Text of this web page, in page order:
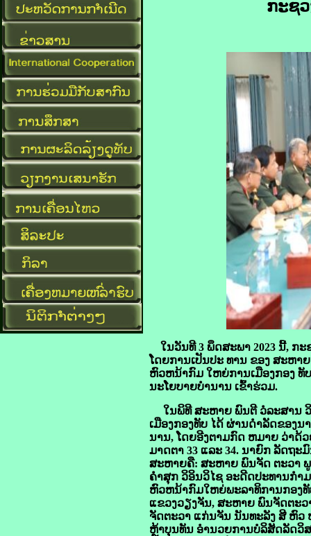
ກະຊ
ໃນວັນທີ 3 ພຶດສະພາ 2023 ນີ້, ກະ
ໂດຍການເປັນປະ ທານ ຂອງ ສະຫາຍ
ຫົວຫນ້າກົມ ໃຫຍ່ການເມືອງກອງ ທັບ
ນະໂຍບາຍບໍານານ ເຂົ້າຮ່ວມ.
ໃນພິທີ ສະຫາຍ ພົນຕີ ວໍລະສານ
ເມືອງກອງທັບ ໄດ້ ຜ່ານດໍາລັດຂອງນ
ນານ, ໂດຍອີງຕາມກົດ ຫມາຍ ວ່າດ້
ມາດຕາ 33 ແລະ 34. ນາຍົກ ລັດຖະ
ສະຫາຍຄື: ສະຫາຍ ພົນຈັດ ຕະວາ
ຄໍາສຸກ ວິອິນວິໄຊ ອະດີດປະທານກໍາ
ຫົວຫນ້າກົມໃຫຍ່ພະລາທິການກອງ
ແຂວງວຽງຈັນ, ສະຫາຍ ພົນຈັດຕະວ
ຈັດຕະວາ ແກ່ນຈັນ ນັນທະລັງ ສີ ຫົວ
ຫຼ້າບຸນທັນ ອໍານວຍການບໍລິສັດລັດວິ​